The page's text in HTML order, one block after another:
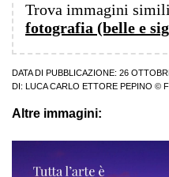
Trova immagini
fotografia (belle e
DATA DI PUBBLICAZIONE: 26
DI:
LUCA CARLO ETTORE PEPINO ©
Altre immagini: